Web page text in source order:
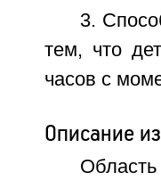
3.
тем, что
часов с
Описание
Область